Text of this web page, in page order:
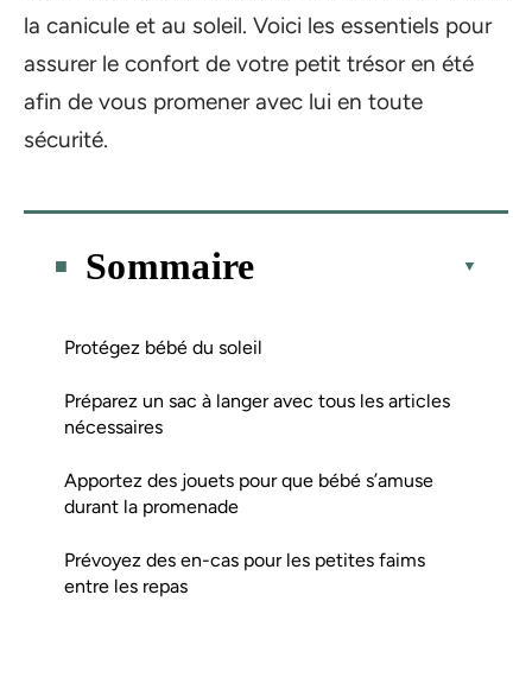
la canicule et au soleil. Voici les essentiels pour
assurer le confort de votre petit trésor en été
afin de vous promener avec lui en toute
sécurité.
Sommaire
Protégez bébé du soleil
Préparez un sac à langer avec tous les articles
nécessaires
Apportez des jouets pour que bébé s’amuse
durant la promenade
Prévoyez des en-cas pour les petites faims
entre les repas